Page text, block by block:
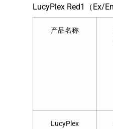
LucyPlex Red1（Ex/
产品名称
LucyPlex